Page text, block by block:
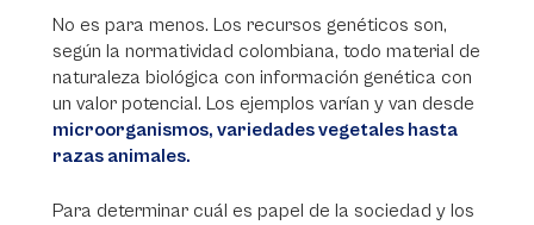
No es para menos. Los recursos genéticos son,
según la normatividad colombiana, todo material de
naturaleza biológica con información genética con
un valor potencial. Los ejemplos varían y van desde
microorganismos, variedades vegetales hasta
razas animales.
Para determinar cuál es papel de la sociedad y los